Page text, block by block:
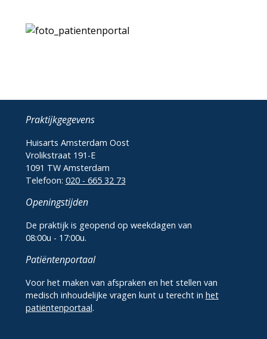
Praktijkgegevens
Huisarts Amsterdam Oost
Vrolikstraat 191-E
1091 TW Amsterdam
Telefoon: 020 - 665 32 73
Openingstijden
De praktijk is geopend op weekdagen van
08:00u - 17:00u.
Patiëntenportaal
Voor het maken van afspraken en het stellen van
medisch inhoudelijke vragen kunt u terecht in het
patiëntenportaal.